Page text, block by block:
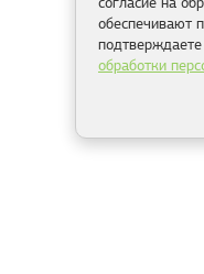
обеспечивают
обработки